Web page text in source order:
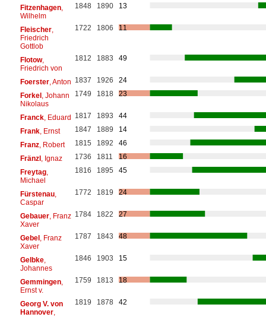
Fitzenhagen,
Wilhelm
1848 1890 13
Fleischer,
Friedrich
Gottlob
1722 1806 11
Flotow,
Friedrich von
1812 1883 49
Foerster, Anton 1837 1926
24
Forkel, Johann
Nikolaus
1749 1818 23
Franck, Eduard 1817 1893
44
Frank, Ernst 1847 1889
14
Franz, Robert 1815 1892
46
Fränzl, Ignaz 1736 1811
16
Freytag,
Michael
1816 1895 45
Fürstenau,
Caspar
1772 1819 24
Gebauer, Franz
Xaver
1784 1822 27
Gebel, Franz
Xaver
1787 1843 48
Gelbke,
Johannes
1846 1903 15
Gemmingen,
Ernst v.
1759 1813 18
Georg V. von
Hannover,
1819 1878 42